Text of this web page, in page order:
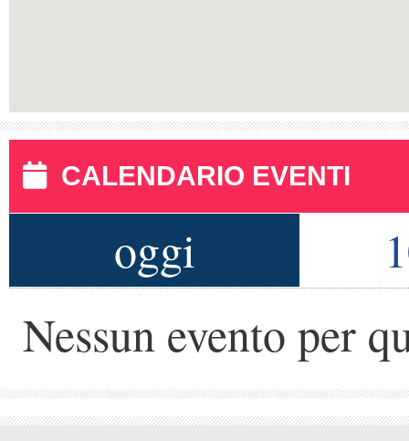
CALENDARIO EVENTI
oggi
Nessun evento per